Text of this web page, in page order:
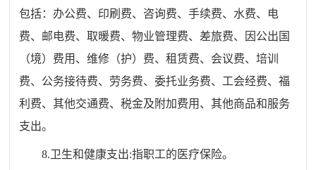
包括：办公费、印刷费、咨询费、手续费、水费、电
费、邮电费、取暖费、物业管理费、差旅费、因公出国
（境）费用、维修（护）费、租赁费、会议费、培训
费、公务接待费、劳务费、委托业务费、工会经费、福
利费、其他交通费、税金及附加费用、其他商品和服务
支出。
8.卫生和健康支出:指职工的医疗保险。